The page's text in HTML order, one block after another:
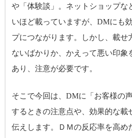
や「体験談」。ネットショップな
いほど載っていますが、DMにも
プにつながります。しかし、載せ
ないばかりか、かえって悪い印象
あり、注意が必要です。
そこで今回は、DMに「お客様の
するときの注意点や、効果的な載
伝えします。ＤＭの反応率を高め